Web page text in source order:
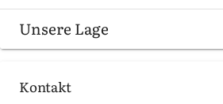
Unsere Lage
Kontakt